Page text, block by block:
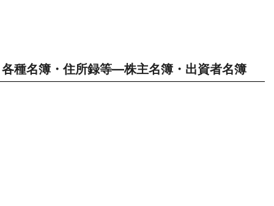
各種名簿・住所録等―株主名簿・出資者名簿